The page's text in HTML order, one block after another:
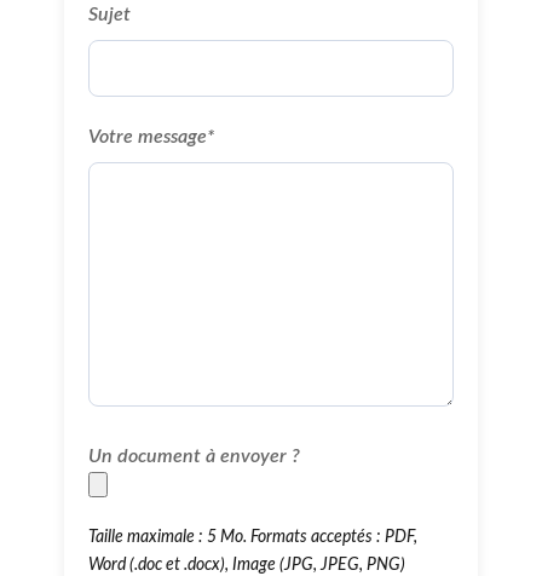
Sujet
Votre message*
Un document à envoyer ?
Taille maximale : 5 Mo. Formats acceptés : PDF,
Word (.doc et .docx), Image (JPG, JPEG, PNG)